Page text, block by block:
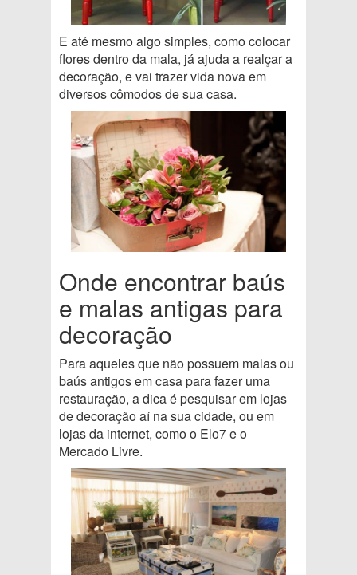
E até mesmo algo simples, como colocar
flores dentro da mala, já ajuda a realçar a
decoração, e vai trazer vida nova em
diversos cômodos de sua casa.
Onde encontrar baús
e malas antigas para
decoração
Para aqueles que não possuem malas ou
baús antigos em casa para fazer uma
restauração, a dica é pesquisar em lojas
de decoração aí na sua cidade, ou em
lojas da internet, como o Elo7 e o
Mercado Livre.